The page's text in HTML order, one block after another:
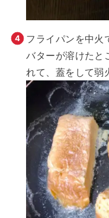
フライパンを中火
バターが溶けたと
れて、蓋をして弱